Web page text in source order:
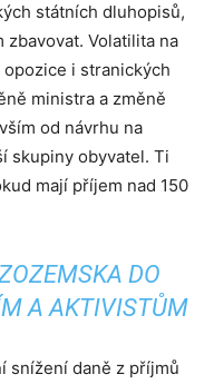
státních dluhopisů,
Volatilita na
i stranických
ministra a změně
od návrhu na
skupiny obyvatel. Ti
mají příjem nad 150
DO
A AKTIVISTŮM
snížení daně z příjmů